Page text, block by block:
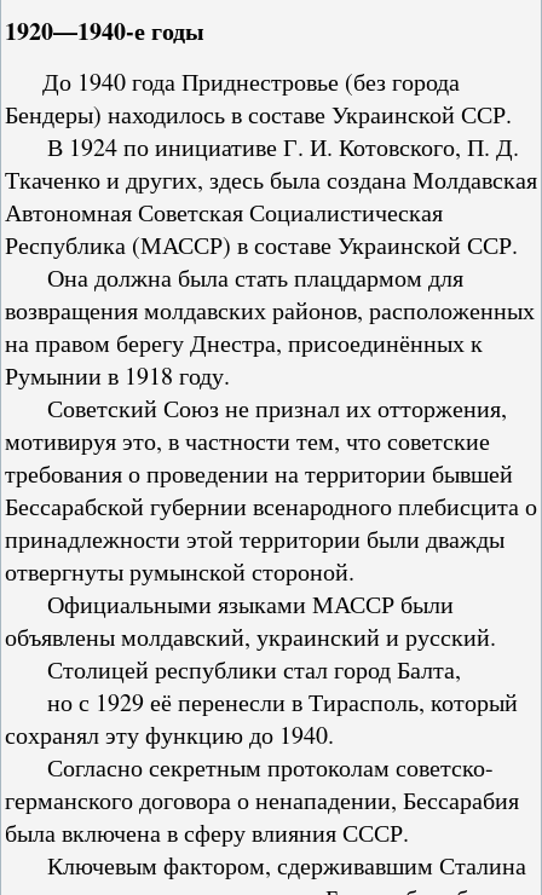
1920—1940-е годы
До 1940 года Приднестровье (без города
Бендеры) находилось в составе Украинской ССР.
В 1924 по инициативе Г. И. Котовского, П. Д.
Ткаченко и других, здесь была создана Молдавская
Автономная Советская Социалистическая
Республика (МАССР) в составе Украинской ССР.
Она должна была стать плацдармом для
возвращения молдавских районов, расположенных
на правом берегу Днестра, присоединённых к
Румынии в 1918 году.
Советский Союз не признал их отторжения,
мотивируя это, в частности тем, что советские
требования о проведении на территории бывшей
Бессарабской губернии всенародного плебисцита о
принадлежности этой территории были дважды
отвергнуты румынской стороной.
Официальными языками МАССР были
объявлены молдавский, украинский и русский.
Столицей республики стал город Балта,
но с 1929 её перенесли в Тирасполь, который
сохранял эту функцию до 1940.
Согласно секретным протоколам советско-
германского договора о ненападении, Бессарабия
была включена в сферу влияния СССР.
Ключевым фактором, сдерживавшим Сталина